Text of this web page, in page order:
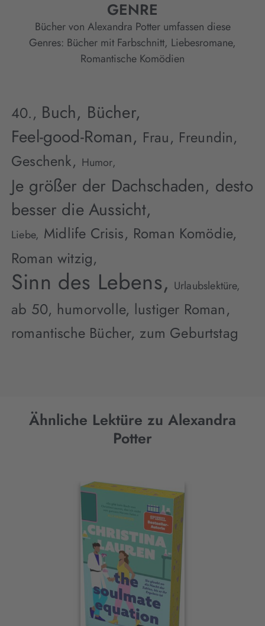
GENRE
Bücher von Alexandra Potter umfassen diese
Genres: Bücher mit Farbschnitt, Liebesromane,
Romantische Komödien
40., Buch, Bücher,
Feel-good-Roman, Frau, Freundin,
Geschenk, Humor,
Je größer der Dachschaden, desto
besser die Aussicht,
Liebe, Midlife Crisis, Roman Komödie,
Roman witzig,
Sinn des Lebens, Urlaubslektüre,
ab 50, humorvolle, lustiger Roman,
romantische Bücher, zum Geburtstag
Ähnliche Lektüre zu Alexandra
Potter